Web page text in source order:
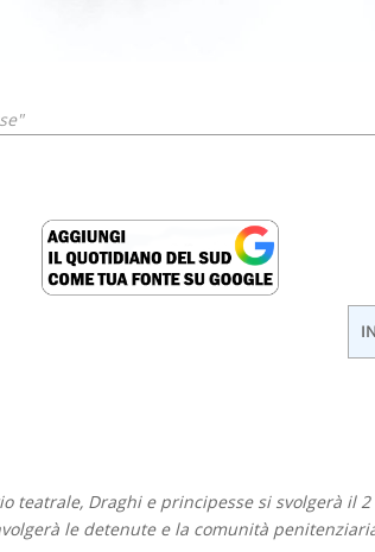
teatrale, Draghi e principesse si svolgerà il
le detenute e la comunità